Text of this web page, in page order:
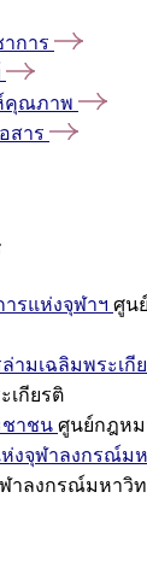
การ
คุณภาพ
สาร
รแห่งจุฬาฯ ศูน
ามเฉลิมพระเกี
เกียรติ
ชาชน ศูนย์กฎหม
งจุฬาลงกรณ์ม
าลงกรณ์มหาวิ